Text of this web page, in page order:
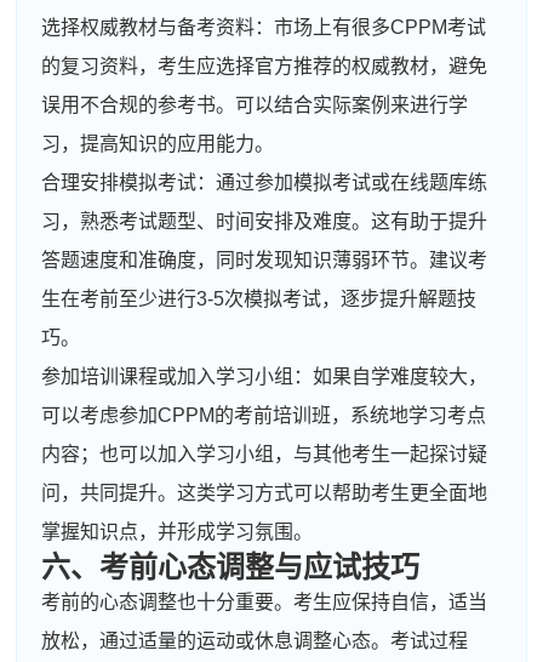
选择权威教材与备考资料：市场上有很多CPPM考试
的复习资料，考生应选择官方推荐的权威教材，避免
误用不合规的参考书。可以结合实际案例来进行学
习，提高知识的应用能力。
合理安排模拟考试：通过参加模拟考试或在线题库练
习，熟悉考试题型、时间安排及难度。这有助于提升
答题速度和准确度，同时发现知识薄弱环节。建议考
生在考前至少进行3-5次模拟考试，逐步提升解题技
巧。
参加培训课程或加入学习小组：如果自学难度较大，
可以考虑参加CPPM的考前培训班，系统地学习考点
内容；也可以加入学习小组，与其他考生一起探讨疑
问，共同提升。这类学习方式可以帮助考生更全面地
掌握知识点，并形成学习氛围。
六、考前心态调整与应试技巧
考前的心态调整也十分重要。考生应保持自信，适当
放松，通过适量的运动或休息调整心态。考试过程